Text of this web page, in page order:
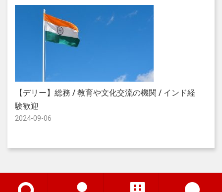
【デリー】総務 / 教育や文化交流の機関 / インド経
験歓迎
2024-09-06